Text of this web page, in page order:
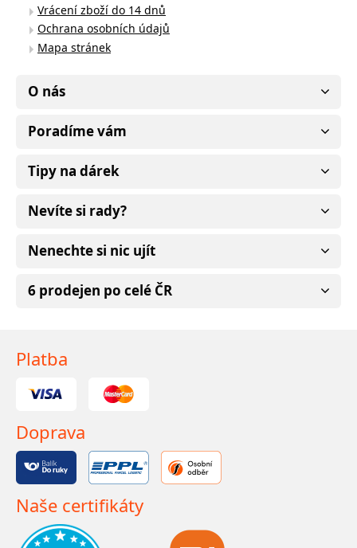
Vrácení zboží do 14 dnů
Ochrana osobních údajů
Mapa stránek
O nás
Poradíme vám
Tipy na dárek
Nevíte si rady?
Nenechte si nic ujít
6 prodejen po celé ČR
Platba
Doprava
Naše certifikáty